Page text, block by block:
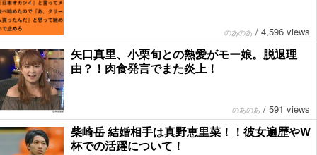
のあのあ / 4,596 views
矢口真里、小栗旬との熱愛がモー娘。脱退理
由？！肉食発言でまた炎上！
のあのあ / 591 views
柴崎岳 結婚相手は真野恵里菜！！彼女遍歴やW
杯での活躍について！